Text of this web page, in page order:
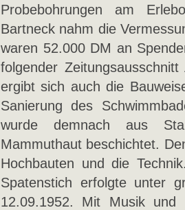
Probebohrungen am
Bartneck nahm die
waren 52.000 DM an
folgender
ergibt sich auch die
Sanierung des
wurde demnach aus
Mammuthaut beschichtet.
Hochbauten und die
Spatenstich erfolgte unter
12.09.1952. Mit Musik und